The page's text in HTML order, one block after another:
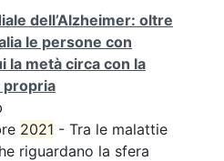
dell’Alzheimer: oltre
le persone con
la metà circa con la
propria
2021 - Tra le malattie
riguardano la sfera